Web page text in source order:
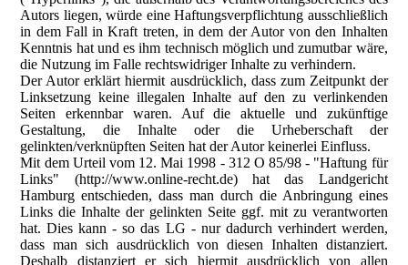
Autors liegen, würde eine Haftungsverpflichtung ausschließlich
in dem Fall in Kraft treten, in dem der Autor von den Inhalten
Kenntnis hat und es ihm technisch möglich und zumutbar wäre,
die Nutzung im Falle rechtswidriger Inhalte zu verhindern.
Der Autor erklärt hiermit ausdrücklich, dass zum Zeitpunkt der
Linksetzung keine illegalen Inhalte auf den zu verlinkenden
Seiten erkennbar waren. Auf die aktuelle und zukünftige
Gestaltung, die Inhalte oder die Urheberschaft der
gelinkten/verknüpften Seiten hat der Autor keinerlei Einfluss.
Mit dem Urteil vom 12. Mai 1998 - 312 O 85/98 - "Haftung für
Links" (http://www.online-recht.de) hat das Landgericht
Hamburg entschieden, dass man durch die Anbringung eines
Links die Inhalte der gelinkten Seite ggf. mit zu verantworten
hat. Dies kann - so das LG - nur dadurch verhindert werden,
dass man sich ausdrücklich von diesen Inhalten distanziert.
Deshalb distanziert er sich hiermit ausdrücklich von allen